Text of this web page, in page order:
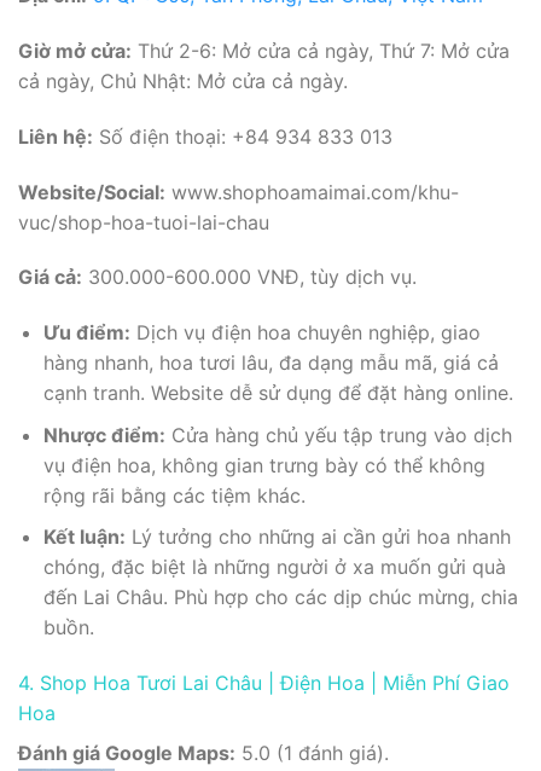
Giờ mở cửa: Thứ 2-6: Mở cửa cả ngày, Thứ 7: Mở cửa
cả ngày, Chủ Nhật: Mở cửa cả ngày.
Liên hệ: Số điện thoại: +84 934 833 013
Website/Social: www.shophoamaimai.com/khu-
vuc/shop-hoa-tuoi-lai-chau
Giá cả: 300.000-600.000 VNĐ, tùy dịch vụ.
Ưu điểm: Dịch vụ điện hoa chuyên nghiệp, giao
hàng nhanh, hoa tươi lâu, đa dạng mẫu mã, giá cả
cạnh tranh. Website dễ sử dụng để đặt hàng online.
Nhược điểm: Cửa hàng chủ yếu tập trung vào dịch
vụ điện hoa, không gian trưng bày có thể không
rộng rãi bằng các tiệm khác.
Kết luận: Lý tưởng cho những ai cần gửi hoa nhanh
chóng, đặc biệt là những người ở xa muốn gửi quà
đến Lai Châu. Phù hợp cho các dịp chúc mừng, chia
buồn.
4. Shop Hoa Tươi Lai Châu | Điện Hoa | Miễn Phí Giao
Hoa
Đánh giá Google Maps: 5.0 (1 đánh giá).